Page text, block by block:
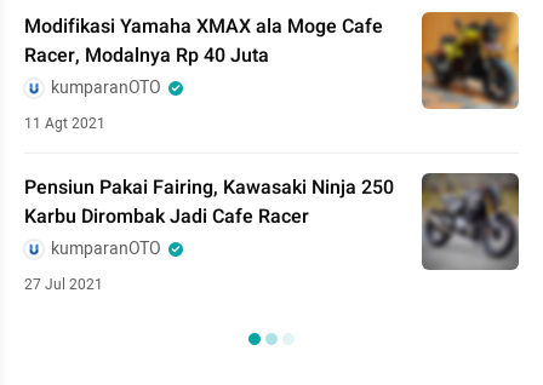
Modifikasi Yamaha XMAX ala Moge Cafe
Racer, Modalnya Rp 40 Juta
kumparanOTO
11 Agt 2021
Pensiun Pakai Fairing, Kawasaki Ninja 250
Karbu Dirombak Jadi Cafe Racer
kumparanOTO
27 Jul 2021